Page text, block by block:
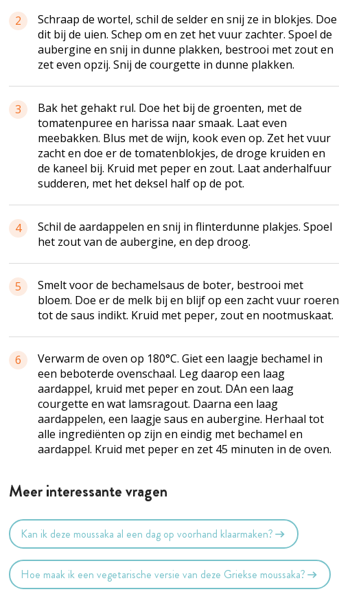
2
Schraap de wortel, schil de selder en snij ze in blokjes. Doe
dit bij de uien. Schep om en zet het vuur zachter. Spoel de
aubergine en snij in dunne plakken, bestrooi met zout en
zet even opzij. Snij de courgette in dunne plakken.
3
Bak het gehakt rul. Doe het bij de groenten, met de
tomatenpuree en harissa naar smaak. Laat even
meebakken. Blus met de wijn, kook even op. Zet het vuur
zacht en doe er de tomatenblokjes, de droge kruiden en
de kaneel bij. Kruid met peper en zout. Laatanderhalfuur
sudderen, met het deksel half op de pot.
4
Schil de aardappelen en snij in flinterdunne plakjes. Spoel
het zout van de aubergine, en dep droog.
5
Smelt voor de bechamelsaus de boter, bestrooi met
bloem. Doe er de melk bij en blijf op een zacht vuur roeren
tot de saus indikt. Kruid met peper, zout en nootmuskaat.
6 Verwarm de oven op 180°C. Giet een laagje bechamel in
een beboterde ovenschaal. Leg daarop een laag
aardappel, kruid met peper en zout. DAn een laag
courgette en wat lamsragout. Daarna een laag
aardappelen, een laagje saus en aubergine. Herhaal tot
alle ingrediënten op zijn en eindig met bechamel en
aardappel. Kruid met peper en zet 45 minuten in de oven.
Meer interessante vragen
Kan ik deze moussaka al een dag op voorhand klaarmaken?
Hoe maak ik een vegetarische versie van deze Griekse moussaka?